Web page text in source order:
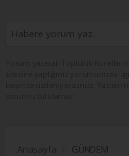
Anasayfa GÜNDEM